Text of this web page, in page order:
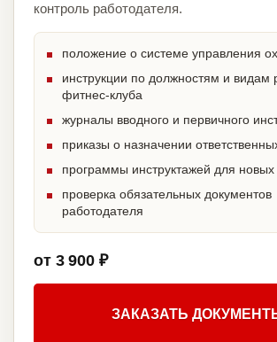
контроль работодателя.
положение о системе управления
инструкции по должностям и видам
фитнес-клуба
журналы вводного и первичного
приказы о назначении
программы инструктажей для новых
проверка обязательных документов
работодателя
от 3 900 ₽
ЗАКАЗАТЬ